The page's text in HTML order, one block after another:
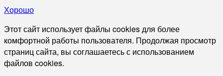
Хорошо
Этот сайт использует файлы cookies для более
комфортной работы пользователя. Продолжая просмотр
страниц сайта, вы соглашаетесь с использованием
файлов cookies.